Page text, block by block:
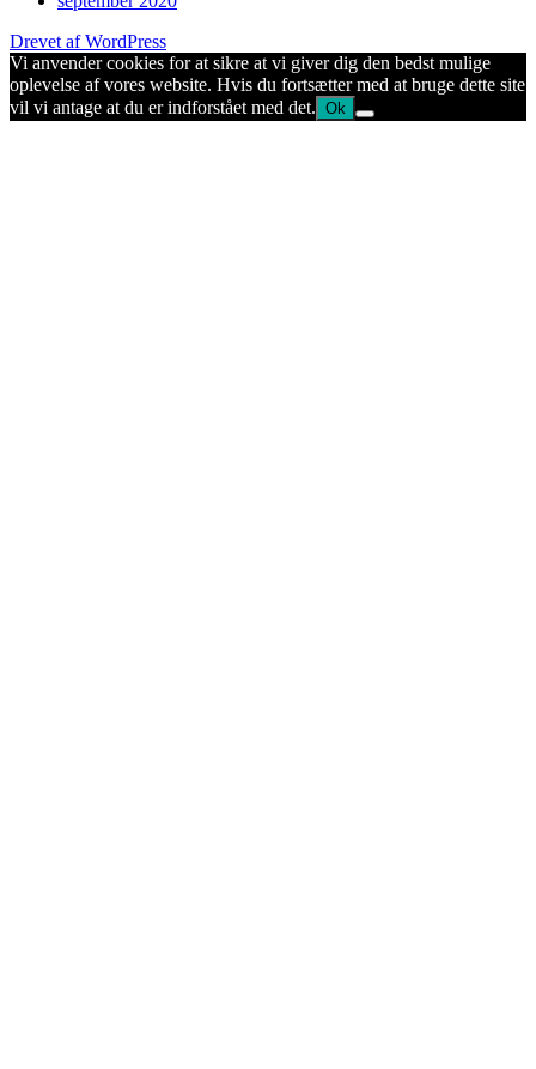
Drevet af WordPress
Vi anvender cookies for at sikre at vi giver dig den bedst mulige
oplevelse af vores website. Hvis du fortsætter med at bruge dette site
vil vi antage at du er indforstået med det. Ok